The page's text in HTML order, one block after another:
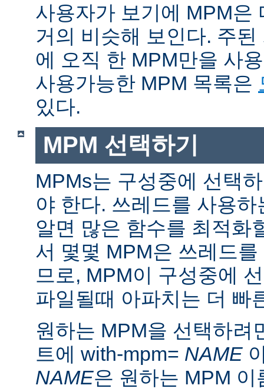
사용자가 보기에 MPM은
거의 비슷해 보인다. 주
에 오직 한 MPM만을 사
사용가능한 MPM 목록은
있다.
MPM 선택하기
MPMs는 구성중에 선택
야 한다. 쓰레드를 사용
알면 많은 함수를 최적화
서 몇몇 MPM은 쓰레드
므로, MPM이 구성중에
파일될때 아파치는 더 빠
원하는 MPM을 선택하려
트에 with-mpm= NAME
NAME은 원하는 MPM 이